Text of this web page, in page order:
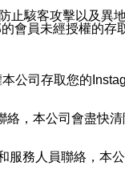
止駭客攻擊以及異
會員未經授權的存
公司存取您的
，本公司會盡快
服務人員聯絡，本